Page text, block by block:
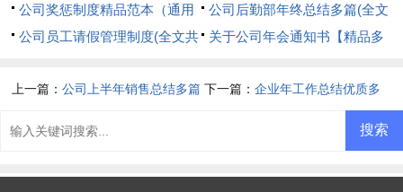
共11747字)
篇】(全文共537字)
公司奖惩制度精品范本（通用
多篇）(全文共19486字)
公司后勤部年终总结多篇(全文
共40555字)
公司员工请假管理制度(全文共
关于公司年会通知书【精品多
上一篇：公司上半年销售总结多篇 下一篇： 企业年工作总结优质多